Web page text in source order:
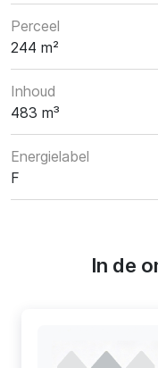
Perceel
244 m²
Inhoud
483 m³
Energielabel
F
In de